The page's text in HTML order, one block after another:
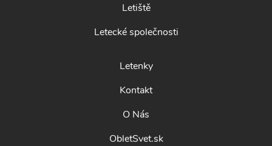
Letiště
Letecké společnosti
Letenky
Kontakt
O Nás
ObletSvet.sk